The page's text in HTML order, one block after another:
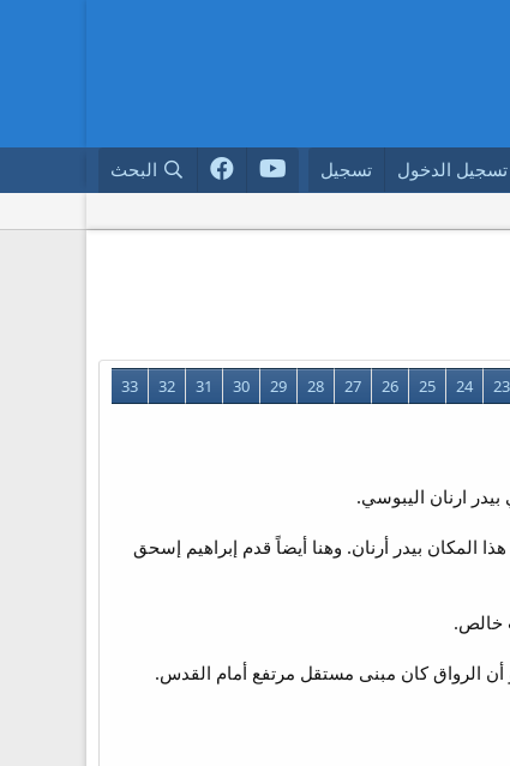
تسجيل الدخول تسجيل البحث
23
24
25
26
27
28
29
30
31
32
33
فيه الرب لداود (1 اى 18:21) فقال داود هذا هو بيت الرب (1 أى 1:22) وكان فى هذا المكان بيدر أرنان. وهنا أيضاً قدم إبراهيم إسحق